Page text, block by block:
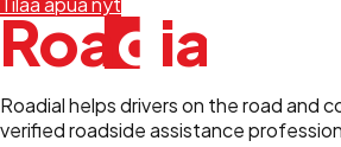
Road ia
Roadial helps drivers on the road and
verified roadside assistance